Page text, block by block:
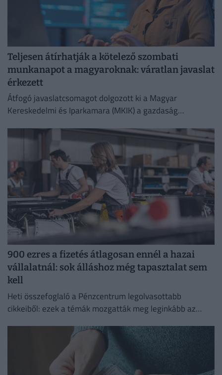
Teljesen átírhatják a kötelező szombati
munkanapot a magyaroknak: váratlan javaslat
érkezett
Átfogó javaslatcsomagot dolgozott ki a Magyar
Kereskedelmi és Iparkamara (MKIK) a gazdaság
kezelése érdekében.
900 ezres a fizetés átlagosan ennél a hazai
vállalatnál: sok álláshoz még tapasztalat sem
kell
Heti összefoglaló a Pénzcentrum legolvasottabb
cikkeiből: ezek a témák mozgatták meg leginkább az